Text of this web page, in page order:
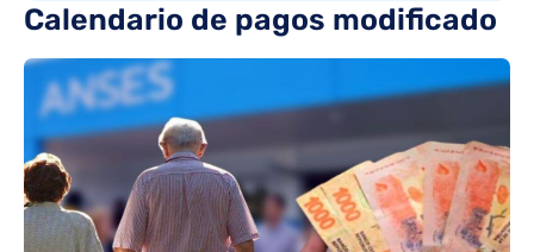
Calendario de pagos modificado